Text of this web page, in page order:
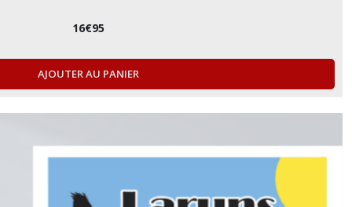
16€95
AJOUTER AU PANIER